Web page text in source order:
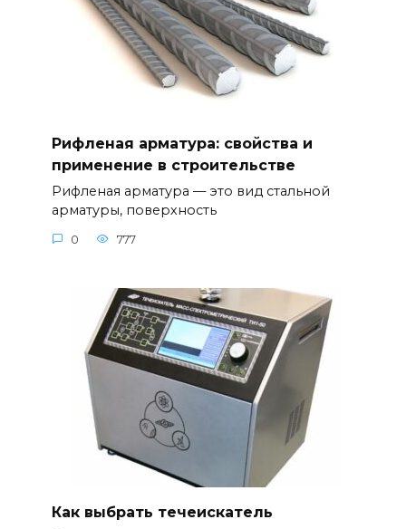
Рифленая арматура: свойства и
применение в строительстве
Рифленая арматура — это вид стальной
арматуры, поверхность
0 777
Как выбрать течеискатель